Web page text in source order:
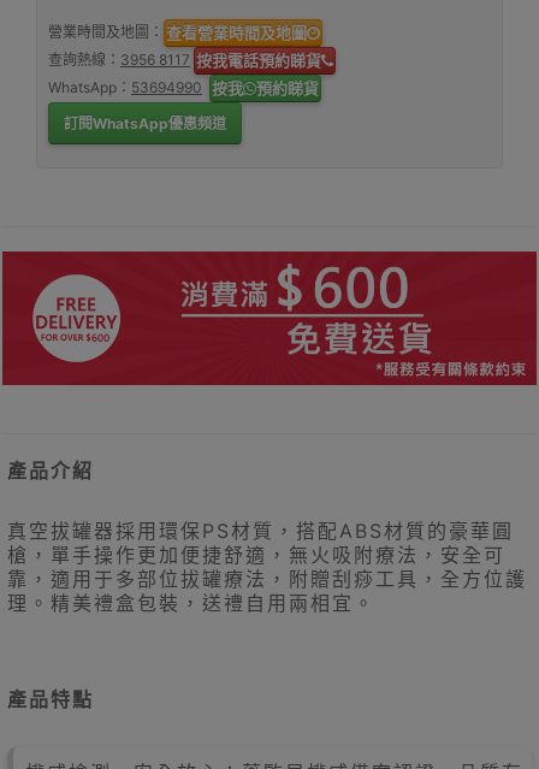
營業時間及地圖： 查看營業時間及地圖
查詢熱線： 3956 8117 按我電話預約睇貨
WhatsApp： 53694990 按我 預約睇貨
訂閱WhatsApp優惠頻道
產品介紹
真空拔罐器採用環保PS材質，搭配ABS材質的豪華圓
槍，單手操作更加便捷舒適，無火吸附療法，安全可
靠，適用于多部位拔罐療法，附贈刮痧工具，全方位護
理。精美禮盒包裝，送禮自用兩相宜。
產品特點